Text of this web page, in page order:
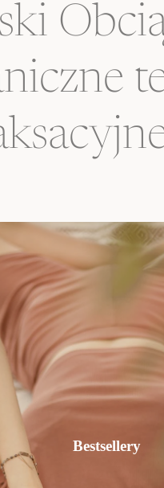
Bestsellery